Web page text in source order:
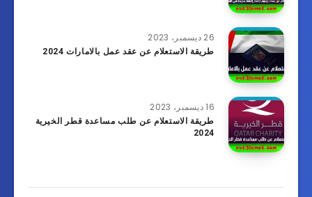
26 ديسمبر، 2023
طريقة الاستعلام عن عقد عمل بالامارات 2024
16 ديسمبر، 2023
طريقة الاستعلام عن طلب مساعدة قطر الخيرية
2024